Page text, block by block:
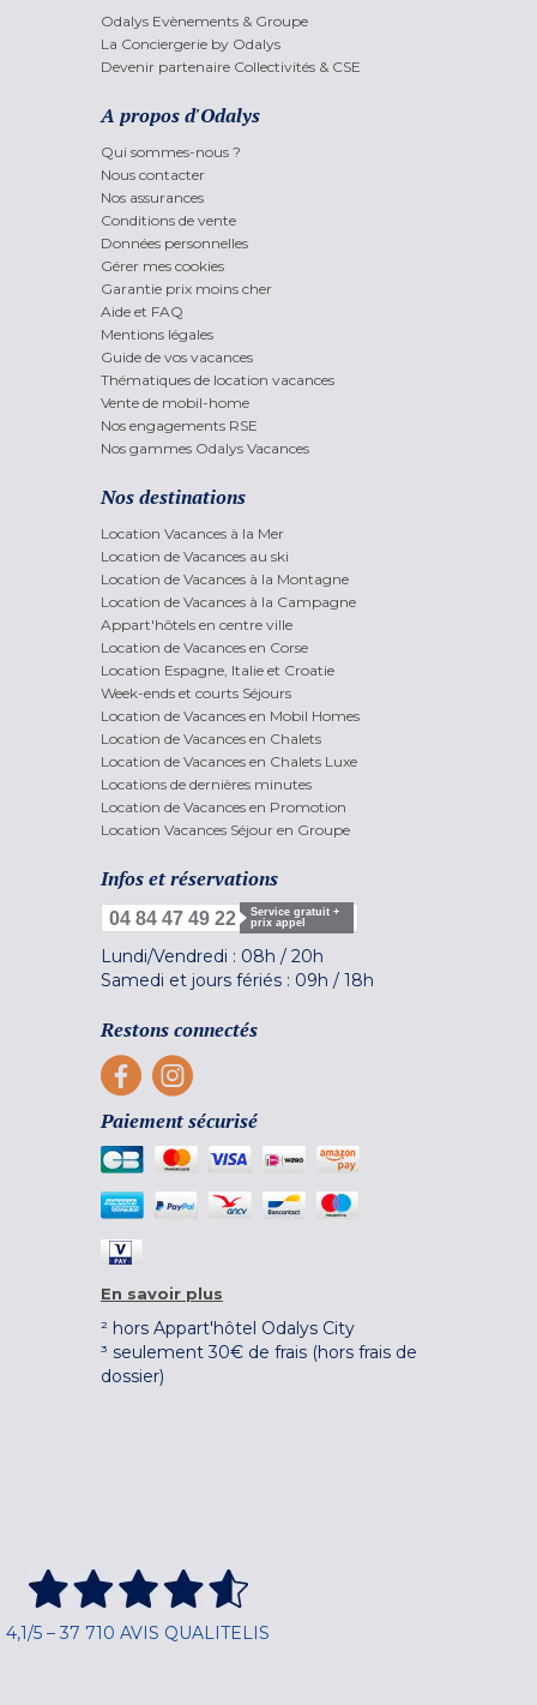
Odalys Evènements & Groupe
La Conciergerie by Odalys
Devenir partenaire Collectivités & CSE
A propos d'Odalys
Qui sommes-nous ?
Nous contacter
Nos assurances
Conditions de vente
Données personnelles
Gérer mes cookies
Garantie prix moins cher
Aide et FAQ
Mentions légales
Guide de vos vacances
Thématiques de location vacances
Vente de mobil-home
Nos engagements RSE
Nos gammes Odalys Vacances
Nos destinations
Location Vacances à la Mer
Location de Vacances au ski
Location de Vacances à la Montagne
Location de Vacances à la Campagne
Appart'hôtels en centre ville
Location de Vacances en Corse
Location Espagne, Italie et Croatie
Week-ends et courts Séjours
Location de Vacances en Mobil Homes
Location de Vacances en Chalets
Location de Vacances en Chalets Luxe
Locations de dernières minutes
Location de Vacances en Promotion
Location Vacances Séjour en Groupe
Infos et réservations
04 84 47 49 22
Service gratuit +
prix appel
Lundi/Vendredi : 08h / 20h
Samedi et jours fériés : 09h / 18h
Restons connectés
Paiement sécurisé
En savoir plus
² hors Appart'hôtel Odalys City
³ seulement 30€ de frais (hors frais de
dossier)
4,1/5 – 37 710 AVIS QUALITELIS